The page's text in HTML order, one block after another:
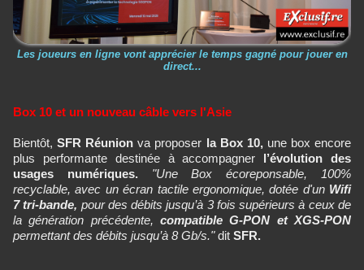
Les joueurs en ligne vont apprécier le temps gagné pour jouer en
direct...
Box 10 et un nouveau câble vers l'Asie
Bientôt,SFR Réunion va proposer la Box 10, une box encore
plus performante destinée à accompagner l’évolution des
usages numériques. "Une Box écoreponsable, 100%
recyclable, avec un écran tactile ergonomique, dotée d'un Wifi
7 tri-bande, pour des débits jusqu’à 3 fois supérieurs à ceux de
la génération précédente, compatible G-PON et XGS-PON
permettant des débits jusqu’à 8 Gb/s."dit SFR.